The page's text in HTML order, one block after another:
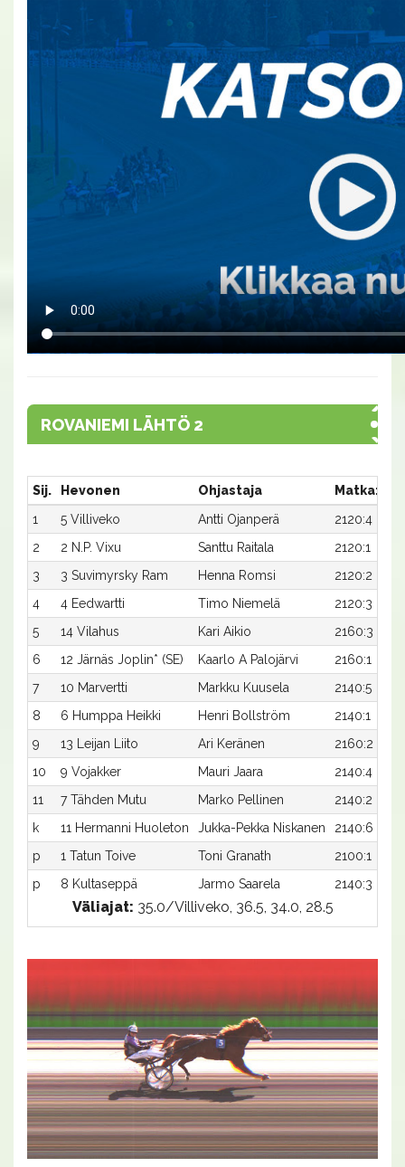
ROVANIEMI LÄHTÖ 2
Sij. Hevonen Ohjastaja
1
5 Villiveko Antti Ojanperä
2120:4
2
2 N.P. Vixu Santtu Raitala
2120:1
3
3 Suvimyrsky Ram Henna Romsi
2120:2
4
4 Eedwartti Timo Niemelä
2120:3
5
14 Vilahus Kari Aikio
2160:3
6
12 Järnäs Joplin* (SE) Kaarlo A Palojärvi
2160:1
7
10 Marvertti Markku Kuusela
2140:5
8
6 Humppa Heikki Henri Bollström
2140:1
9
13 Leijan Liito Ari Keränen
2160:2
10
9 Vojakker Mauri Jaara
2140:4
11
7 Tähden Mutu Marko Pellinen
2140:2
k
11 Hermanni Huoleton Jukka-Pekka Niskanen
2140:6
p
1 Tatun Toive Toni Granath
2100:1
p
8 Kultaseppä Jarmo Saarela 2140:3
Väliajat: 35.0/Villiveko, 36.5, 34.0, 28.5